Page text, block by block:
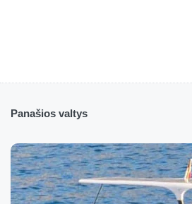
Panašios valtys